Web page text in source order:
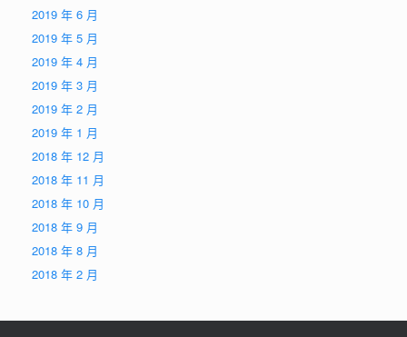
2019 年 6 月
2019 年 5 月
2019 年 4 月
2019 年 3 月
2019 年 2 月
2019 年 1 月
2018 年 12 月
2018 年 11 月
2018 年 10 月
2018 年 9 月
2018 年 8 月
2018 年 2 月